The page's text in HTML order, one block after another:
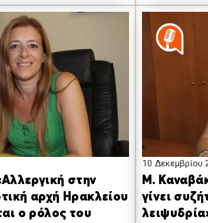
στην
αρχή Ηρακλείου
ο ρόλος του
10 Δεκεμβρίου
Μ.
γίνει